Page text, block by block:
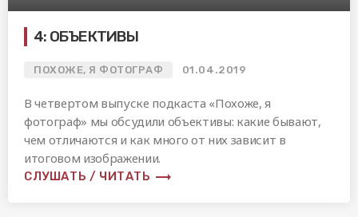
4: ОБЪЕКТИВЫ
ПОХОЖЕ, Я ФОТОГРАФ 01.04.2019
В четвертом выпуске подкаста «Похоже, я
фотограф» мы обсудили объективы: какие бывают,
чем отличаются и как много от них зависит в
итоговом изображении.
СЛУШАТЬ / ЧИТАТЬ trending_flat